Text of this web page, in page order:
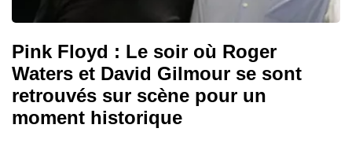
Pink Floyd : Le soir où Roger
Waters et David Gilmour se sont
retrouvés sur scène pour un
moment historique